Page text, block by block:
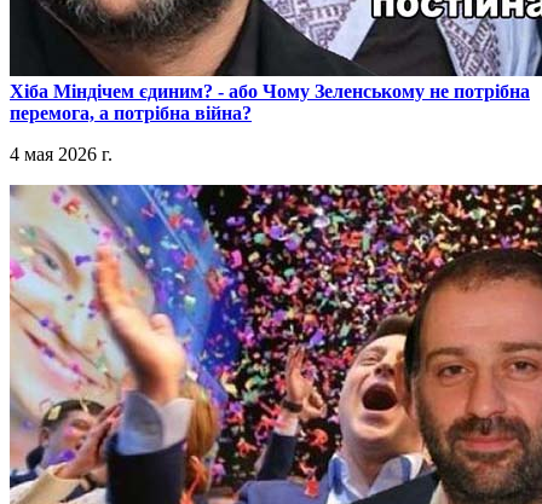
​Хіба Міндічем єдиним? - або Чому Зеленському не потрібна
перемога, а потрібна війна?
4 мая 2026 г.